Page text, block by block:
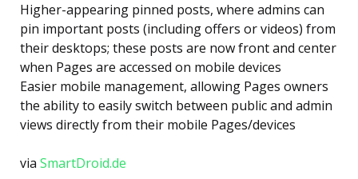
Higher-appearing pinned posts, where admins can
pin important posts (including offers or videos) from
their desktops; these posts are now front and center
when Pages are accessed on mobile devices
Easier mobile management, allowing Pages owners
the ability to easily switch between public and admin
views directly from their mobile Pages/devices
via SmartDroid.de